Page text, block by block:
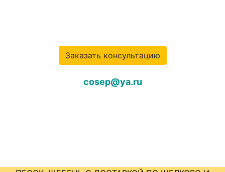
Заказать консультацию
cosep@ya.ru